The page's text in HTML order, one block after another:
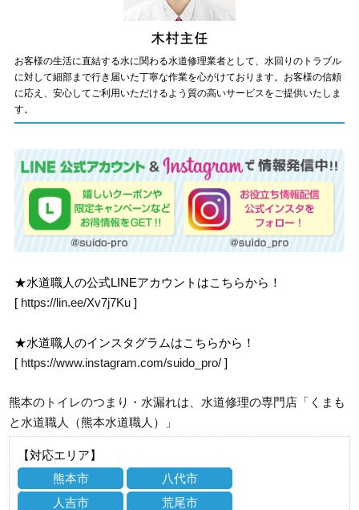
お客様の生活に直結する水に関わる水道修理業者として、水回りのトラブル
に対して細部まで行き届いた丁寧な作業を心がけております。お客様の信頼
に応え、安心してご利用いただけるよう質の高いサービスをご提供いたしま
す。
★水道職人の公式LINEアカウントはこちらから！
[ https://lin.ee/Xv7j7Ku ]
★水道職人のインスタグラムはこちらから！
[ https://www.instagram.com/suido_pro/ ]
熊本のトイレのつまり・水漏れは、水道修理の専門店「くまも
と水道職人（熊本水道職人）」
【対応エリア】
熊本市
八代市
人吉市
荒尾市